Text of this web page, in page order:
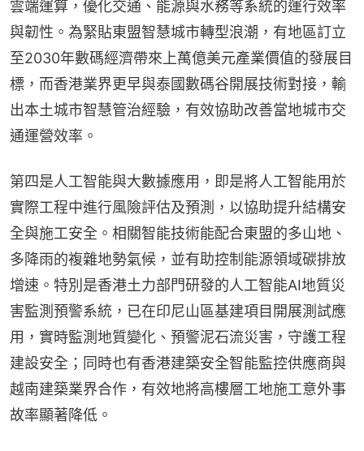
雲端運算，優化交通、能源與水務等系統的運行效率
與韌性。為緊貼東盟智慧城市轉型浪潮，有地區訂立
至2030年數碼經濟帶來上萬億美元產業價值的發展目
標，而香港業界更早與泰國數碼谷開展技術對接，輸
出本土城市智慧管治經驗，有效協助改善當地城市交
通運營效率。
第四是人工智能與大數據應用，即是將人工智能用於
實際工程中進行風險評估及預測，以協助提升結構安
全與施工安全。相關智能技術能配合東盟的多山地、
多降雨的複雜地勢氣候，並有助控制能源領域碳排放
增速。特別是香港土力部門研發的人工智能AI地質災
害監測預警系統，已在印尼山區基建項目開展測試應
用，實時監測地質變化、預警泥石流災害，守護工程
建設安全；同時也有香港建築安全智能監控供應商與
越南建築業界合作，有效地將高樓層工地施工意外事
故率顯著降低。